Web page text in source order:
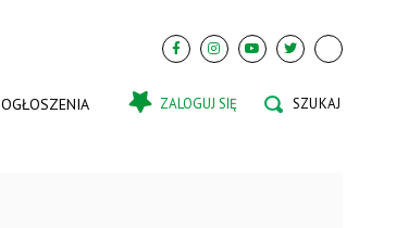
OGŁOSZENIA ZALOGUJ SIĘ